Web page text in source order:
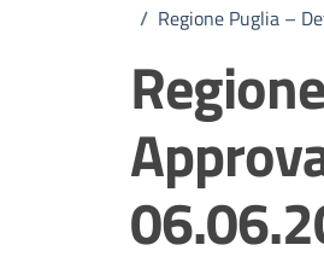
/ Regione Puglia –